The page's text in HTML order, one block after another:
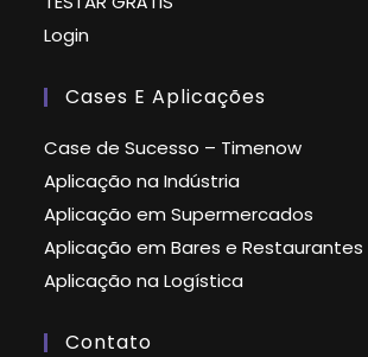
Login
Cases E Aplicações
Case de Sucesso – Timenow
Aplicação na Indústria
Aplicação em Supermercados
Aplicação em Bares e Restaurantes
Aplicação na Logística
Contato